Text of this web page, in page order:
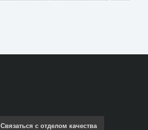
Связаться с отделом качества